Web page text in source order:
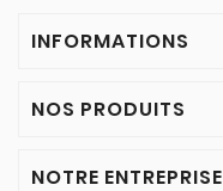
INFORMATIONS
NOS PRODUITS
NOTRE ENTREPRISE